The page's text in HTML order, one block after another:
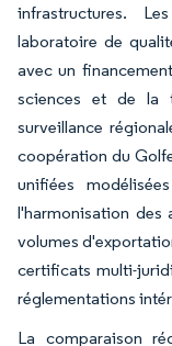
infrastructures.
laboratoire de
avec un
sciences et de la
surveillance
coopération du
unifiées
l'harmonisation des
volumes
certificats multi-
réglementations
La comparaison